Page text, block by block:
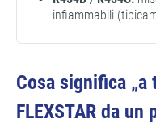
infiammabili
Cosa significa „a
FLEXSTAR da